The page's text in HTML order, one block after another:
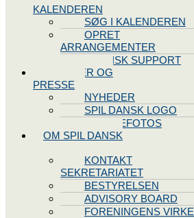
KALENDEREN
SØG I KALENDEREN
OPRET
ARRANGEMENTER
TEKNISK SUPPORT
NYHEDER OG
PRESSE
NYHEDER
SPIL DANSK LOGO
PRESSEFOTOS
OM SPIL DANSK
KONTAKT
SEKRETARIATET
BESTYRELSEN
ADVISORY BOARD
FORENINGENS VIRKE